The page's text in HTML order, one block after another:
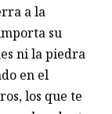
a la
su
ni la piedra
en el
los que te